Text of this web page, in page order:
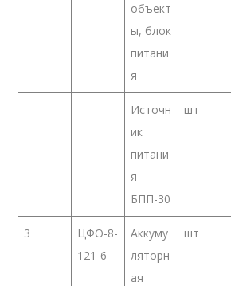
объект
ы, блок
питани
я
Источн
ик
питани
я
БПП-30
шт
3
ЦФО-8-
121-6
Аккуму
ляторн
ая
шт